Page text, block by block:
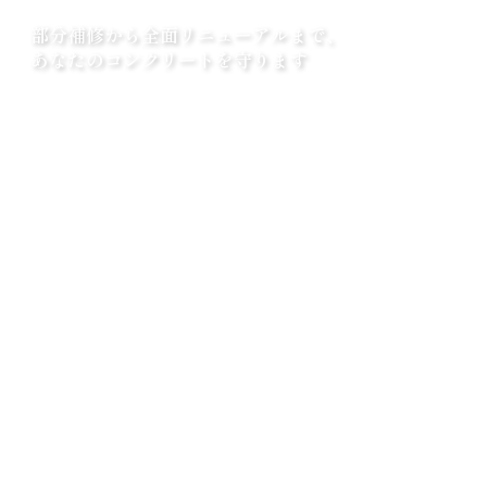
部分補修から全面リニューアルまで、
あなたのコンクリートを守ります